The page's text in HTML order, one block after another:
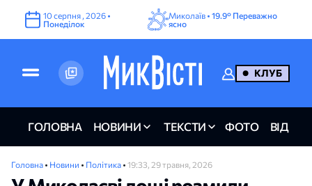
10серпня ,2026 •
Понеділок
Миколаїв •19.9° Переважно
ясно
КЛУБ
ГОЛОВНА НОВИНИ ТЕКСТИ ФОТО ВІДЕО
Головна • Новини • Політика • 19:33, 29 травня, 2026